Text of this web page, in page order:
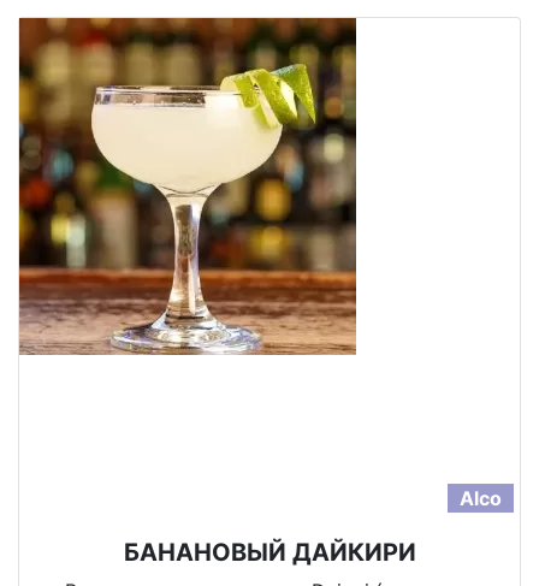
Alco
БАНАНОВЫЙ ДАЙКИРИ